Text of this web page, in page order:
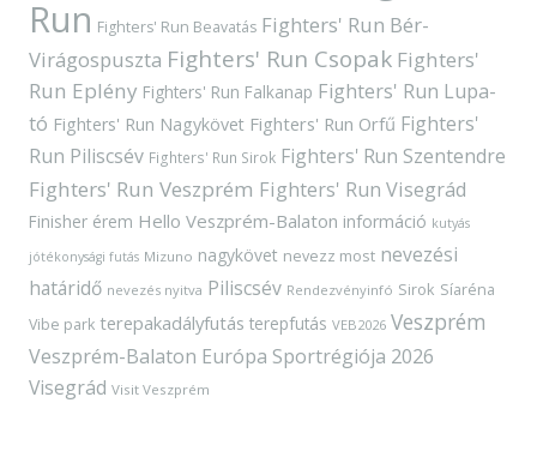
Run Fighters' Run Beavatás Fighters' Run Bér-
Virágospuszta Fighters' Run Csopak Fighters'
Run Eplény Fighters' Run Falkanap Fighters' Run Lupa-
tó Fighters' Run Nagykövet Fighters' Run Orfű Fighters'
Run Piliscsév Fighters' Run Sirok Fighters' Run Szentendre
Fighters' Run Veszprém Fighters' Run Visegrád
Finisher érem Hello Veszprém-Balaton információ kutyás
jótékonysági futás Mizuno nagykövet nevezz most nevezési
határidő nevezés nyitva Piliscsév Rendezvényinfó Sirok Síaréna
Vibe park terepakadályfutás terepfutás VEB2026 Veszprém
Veszprém-Balaton Európa Sportrégiója 2026
Visegrád Visit Veszprém